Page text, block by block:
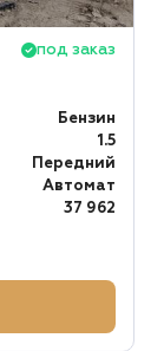
под заказ
Бензин
1.5
Передний
Автомат
37 962